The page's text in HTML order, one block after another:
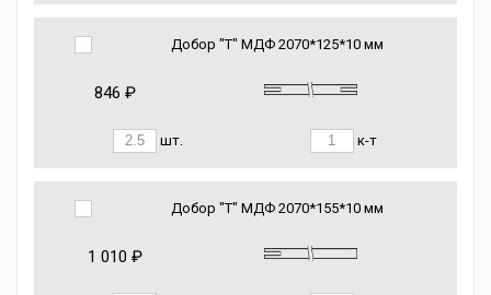
Добор "Т" МДФ 2070*125*10 мм
846 ₽
шт. к-т
Добор "Т" МДФ 2070*155*10 мм
1 010 ₽